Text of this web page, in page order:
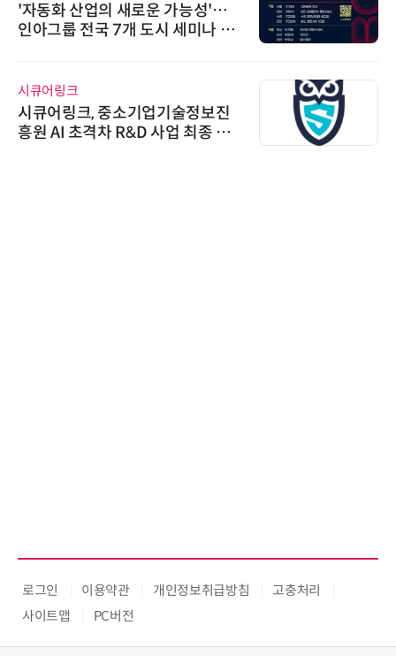
“특허분석도 AI와 함께”…IP산업
'AX' 시대 본격화, 지식재산처 1호
슈퍼솔루션, 2026 Next-Gen AI C
ooling Summit 성황리 성료
로그인 이용약관 개인정보취급방침
고충처리
사이트맵
PC버전